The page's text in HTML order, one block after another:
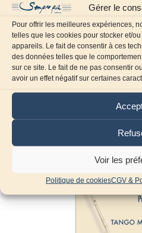
Gérer le
Pour offrir les meilleures expériences,
telles que les cookies pour stocker et/
appareils. Le fait de consentir à ces
des données telles que le
sur ce site. Le fait de ne pas consentir
avoir un effet négatif sur certaines
Voir les
Politique de cookiesCGV &